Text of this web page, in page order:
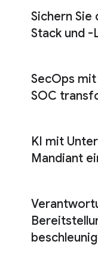
Sichern Sie
Stack und -
SecOps
SOC
KI mit
Mandiant
Solutions